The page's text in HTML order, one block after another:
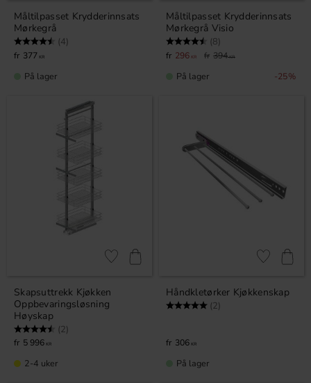
Måltilpasset Krydderinnsats
Mørkegrå
Karakter: (4)
377 KR
På lager
Måltilpasset Krydderinnsats
Mørkegrå Visio
Karakter: (8)
296 KR 394KR
25%
På lager
Skapsuttrekk Kjøkken
Oppbevaringsløsning
Høyskap
Karakter: (2)
5 996 KR
Lagre som favoritt
2-4 uker
Håndkletørker Kjøkkenskap
Karakter: (2)
306 KR
Lagre som
På lager